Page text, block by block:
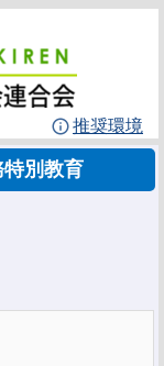
推奨環境
別教育